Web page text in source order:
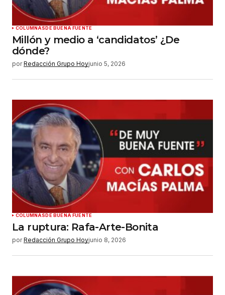
COLUMNASDE BUENA FUENTE
Millón y medio a ‘candidatos’ ¿De
dónde?
por Redacción Grupo Hoyjunio 5, 2026
COLUMNASDE BUENA FUENTE
La ruptura: Rafa-Arte-Bonita
por Redacción Grupo Hoyjunio 8, 2026